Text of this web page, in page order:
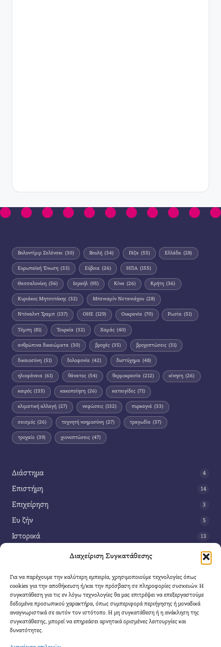
Διαχείριση Συγκατάθεσης
Για να παρέχουμε την καλύτερη εμπειρία, χρησιμοποιούμε τεχνολογίες όπως
cookies για την αποθήκευση ή/και την πρόσβαση σε πληροφορίες συσκευών. Η
συγκατάθεση για τις εν λόγω τεχνολογίες θα μας επιτρέψει να επεξεργαστούμε
δεδομένα προσωπικού χαρακτήρα, όπως συμπεριφορά περιήγησης ή μοναδικά
αναγνωριστικά σε αυτόν τον ιστότοπο. Η μη συγκατάθεση ή η ανάκληση της
συγκατάθεσης, μπορεί να επηρεάσει αρνητικά ορισμένες λειτουργίες και
δυνατότητες.
Βολοντίμιρ Ζελένσκι (30) Βουλή (34) Γάζα (55) Ελλάδα (28)
Ευρωπαϊκή Ένωση (33) Εύβοια (26) ΗΠΑ (155)
Θεσσαλονίκη (56) Ισραήλ (95) Κίνα (26) Κρήτη (36)
Κυριάκος Μητσοτάκης (32) Μπενιαμίν Νετανιάχου (28)
Ντόναλντ Τραμπ (137) ΟΗΕ (129) Ουκρανία (70) Ρωσία (51)
Τέμπη (81) Τουρκία (32) Χαμάς (40)
ανθρώπινα δικαιώματα (30) βροχές (35) βροχοπτώσεις (31)
δικαιοσύνη (51) δολοφονία (42) δυστύχημα (48)
ηλιοφάνεια (61) θάνατος (54) θερμοκρασία (212) κίνηση (26)
καιρός (135) κακοποίηση (26) καταιγίδες (71)
κλιματική αλλαγή (27) νεφώσεις (132) πυρκαγιά (33)
σεισμός (26) τεχνητή νοημοσύνη (27) τραγωδία (37)
τροχαίο (39) χιονοπτώσεις (47)
Διάστημα 4
Επιστήμη 14
Επιχείρηση 3
Ευ ζήν 5
Ιστορικά 13
42
Τέχνη 3
Τεχνολογία
Υγεία
Φαντασία